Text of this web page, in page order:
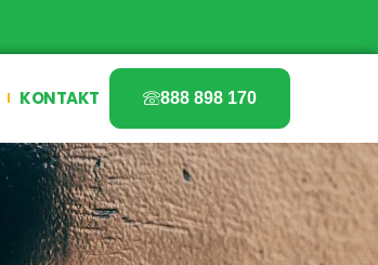
KONTAKT 888 898 170